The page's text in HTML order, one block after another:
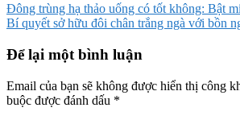
Đông trùng hạ thảo uống có tốt không: Bật
Bí quyết sở hữu đôi chân trắng ngà với bồn
Để lại một bình luận
Email của bạn sẽ không được hiển thị công
buộc được đánh dấu *